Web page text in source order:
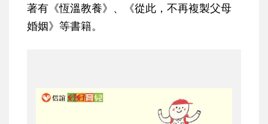
著有《恆溫教養》、《從此，不再複製父母
婚姻》等書籍。